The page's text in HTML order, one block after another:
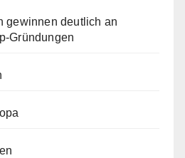
gewinnen deutlich an
Gründungen